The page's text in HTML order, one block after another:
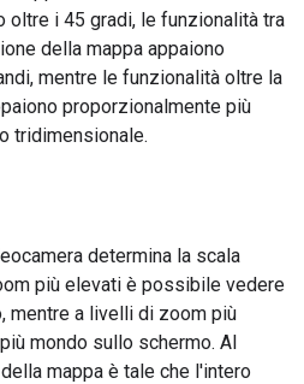
oltre i 45 gradi, le funzionalità tra
della mappa appaiono
mentre le funzionalità oltre la
proporzionalmente più
tridimensionale.
determina la scala
più elevati è possibile vedere
mentre a livelli di zoom più
mondo sullo schermo. Al
mappa è tale che l'intero